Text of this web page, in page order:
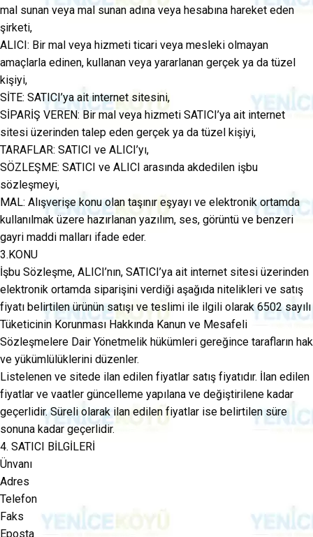
mal sunan veya mal sunan adına veya hesabına hareket eden
şirketi,
ALICI: Bir mal veya hizmeti ticari veya mesleki olmayan
amaçlarla edinen, kullanan veya yararlanan gerçek ya da tüzel
kişiyi,
SİTE: SATICI’ya ait internet sitesini,
SİPARİŞ VEREN: Bir mal veya hizmeti SATICI’ya ait internet
sitesi üzerinden talep eden gerçek ya da tüzel kişiyi,
TARAFLAR: SATICI ve ALICI’yı,
SÖZLEŞME: SATICI ve ALICI arasında akdedilen işbu
sözleşmeyi,
MAL: Alışverişe konu olan taşınır eşyayı ve elektronik ortamda
kullanılmak üzere hazırlanan yazılım, ses, görüntü ve benzeri
gayri maddi malları ifade eder.
3.KONU
İşbu Sözleşme, ALICI’nın, SATICI’ya ait internet sitesi üzerinden
elektronik ortamda siparişini verdiği aşağıda nitelikleri ve satış
fiyatı belirtilen ürünün satışı ve teslimi ile ilgili olarak 6502 sayılı
Tüketicinin Korunması Hakkında Kanun ve Mesafeli
Sözleşmelere Dair Yönetmelik hükümleri gereğince tarafların hak
ve yükümlülüklerini düzenler.
Listelenen ve sitede ilan edilen fiyatlar satış fiyatıdır. İlan edilen
fiyatlar ve vaatler güncelleme yapılana ve değiştirilene kadar
geçerlidir. Süreli olarak ilan edilen fiyatlar ise belirtilen süre
sonuna kadar geçerlidir.
4. SATICI BİLGİLERİ
Ünvanı
Adres
Telefon
Faks
Eposta